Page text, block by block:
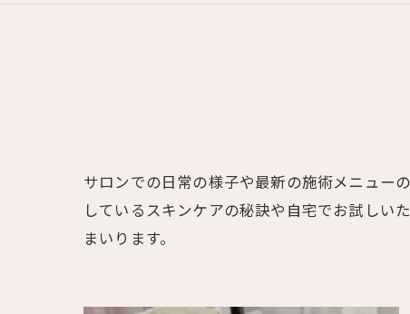
サロンでの日常の様子や最新の施術メニュー
しているスキンケアの秘訣や自宅でお試しい
まいります。